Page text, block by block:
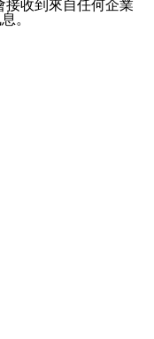
接收到來自任何企業
。